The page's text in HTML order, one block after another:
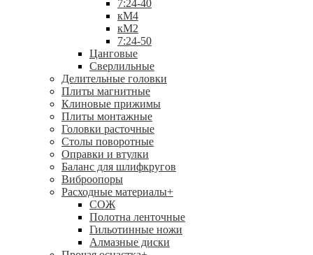
7:24-40
кМ4
кМ2
7:24-50
Цанговые
Сверлильные
Делительные головки
Плиты магнитные
Клиновые прижимы
Плиты монтажные
Головки расточные
Столы поворотные
Оправки и втулки
Баланс для шлифкругов
Виброопоры
Расходные материалы+
СОЖ
Полотна ленточные
Гильотинные ножи
Алмазные диски